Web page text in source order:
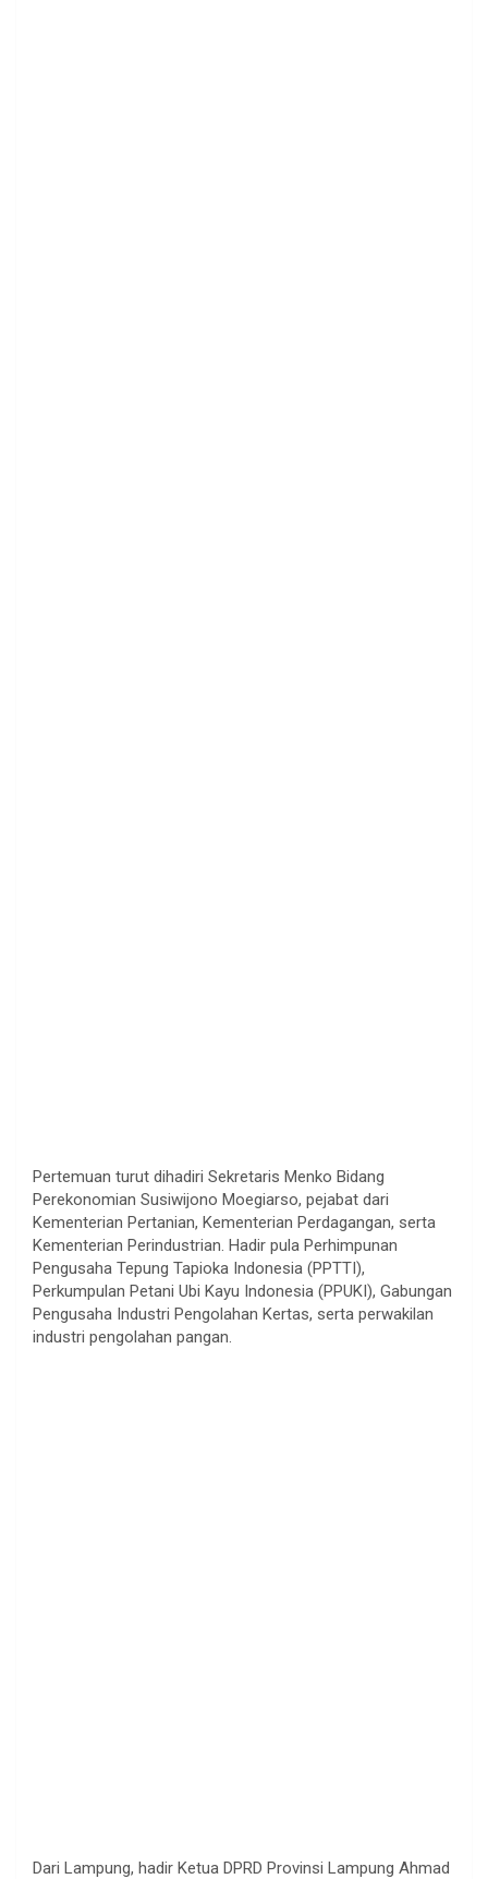
Pertemuan turut dihadiri Sekretaris Menko Bidang
Perekonomian Susiwijono Moegiarso, pejabat dari
Kementerian Pertanian, Kementerian Perdagangan, serta
Kementerian Perindustrian. Hadir pula Perhimpunan
Pengusaha Tepung Tapioka Indonesia (PPTTI),
Perkumpulan Petani Ubi Kayu Indonesia (PPUKI), Gabungan
Pengusaha Industri Pengolahan Kertas, serta perwakilan
industri pengolahan pangan.
Dari Lampung, hadir Ketua DPRD Provinsi Lampung Ahmad